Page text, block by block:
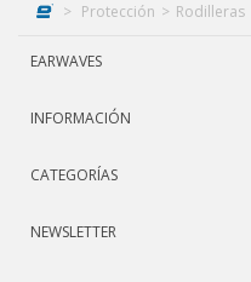
> Protección > Rodilleras
EARWAVES
INFORMACIÓN
CATEGORÍAS
NEWSLETTER